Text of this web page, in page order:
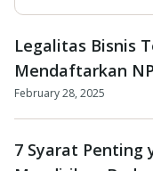
Legalitas Bisnis
Mendaftarkan
February 28, 2025
7 Syarat Penting